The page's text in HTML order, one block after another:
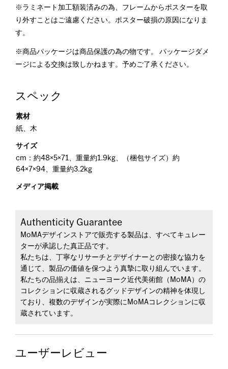
※ラミネート加工額装済みの為、フレームからポスターを取
り外すことはご遠慮ください。ポスター破損の原因になりま
す。
※商品パッケージは商品保護の為の物です。 パッケージダメ
ージによる交換は致しかねます。予めご了承ください。
スペック
素材
紙、木
サイズ
cm：約48×5×71、重量約1.9kg、（梱包サイズ）約
64×7×94、重量約3.2kg
メディア掲載
Authenticity Guarantee
MoMAデザインストアで販売する製品は、すべてキュレー
ターが承認した真正品です。
私たちは、丁寧なリサーチとデザイナーとの密接な協力を
通じて、製品の価値を保つよう真摯に取り組んでいます。
私たちの品揃えは、ニューヨーク近代美術館（MoMA）の
コレクションに収蔵されるグッドデザインの精神を体現し
ており、複数のデザインが実際にMoMAコレクションに収
蔵されています。
ユーザーレビュー